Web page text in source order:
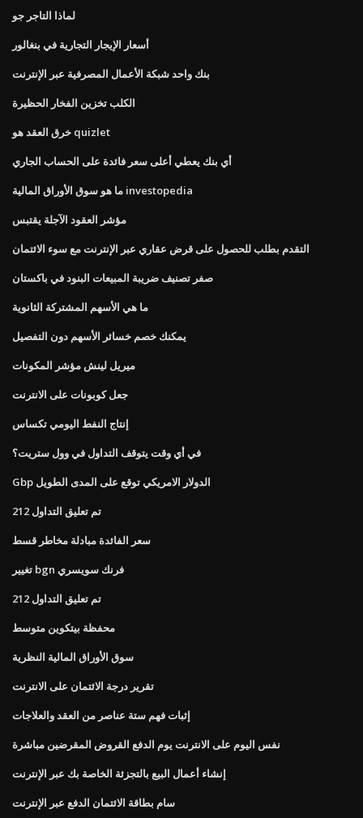
لماذا التاجر جو
أسعار الإيجار التجارية في بنغالور
بنك واحد شبكة الأعمال المصرفية عبر الإنترنت
الكلب تخزين الفخار الحظيرة
خرق العقد هو quizlet
أي بنك يعطي أعلى سعر فائدة على الحساب الجاري
ما هو سوق الأوراق المالية investopedia
مؤشر العقود الآجلة يقتبس
التقدم بطلب للحصول على قرض عقاري عبر الإنترنت مع سوء الائتمان
صفر تصنيف ضريبة المبيعات البنود في باكستان
ما هي الأسهم المشتركة الثانوية
يمكنك خصم خسائر الأسهم دون التفصيل
ميريل لينش مؤشر المكونات
جعل كوبونات على الانترنت
إنتاج النفط اليومي تكساس
في أي وقت يتوقف التداول في وول ستريت؟
Gbp الدولار الامريكي توقع على المدى الطويل
تم تعليق التداول 212
سعر الفائدة مبادلة مخاطر قسط
تغيير bgn فرنك سويسري
تم تعليق التداول 212
محفظة بيتكوين متوسط
سوق الأوراق المالية النظرية
تقرير درجة الائتمان على الانترنت
إثبات فهم ستة عناصر من العقد والعلاجات
نفس اليوم على الانترنت يوم الدفع القروض المقرضين مباشرة
إنشاء أعمال البيع بالتجزئة الخاصة بك عبر الإنترنت
سام بطاقة الائتمان الدفع عبر الإنترنت